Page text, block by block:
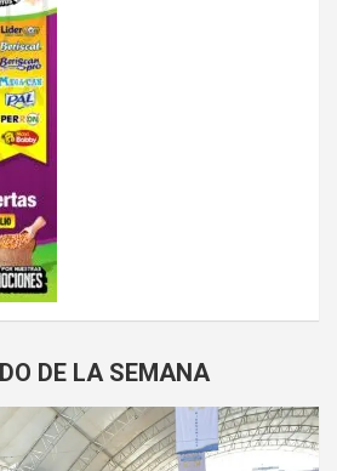
DE LA SEMANA